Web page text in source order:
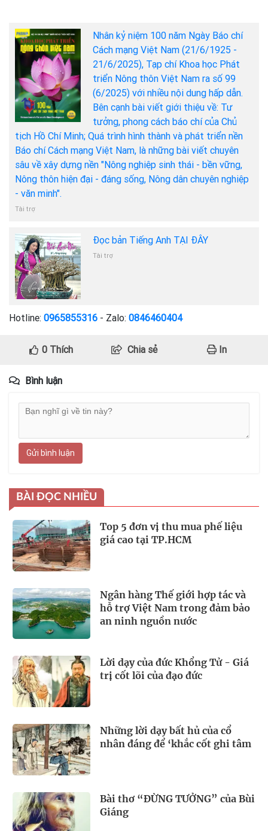
Nhân kỷ niệm 100 năm Ngày Báo chí
Cách mạng Việt Nam (21/6/1925 -
21/6/2025), Tạp chí Khoa học Phát
triển Nông thôn Việt Nam ra số 99
(6/2025) với nhiều nội dung hấp dẫn.
Bên cạnh bài viết giới thiệu về: Tư
tưởng, phong cách báo chí của Chủ
tịch Hồ Chí Minh; Quá trình hình thành và phát triển nền
Báo chí Cách mạng Việt Nam, là những bài viết chuyên
sâu về xây dựng nền "Nông nghiệp sinh thái - bền vững,
Nông thôn hiện đại - đáng sống, Nông dân chuyên nghiệp
- văn minh".
Tài trợ
Đọc bản Tiếng Anh TẠI ĐÂY
Tài trợ
Hotline: 0965855316 - Zalo: 0846460404
0Thích Chia sẻ In
Bình luận
Gửi bình luận
BÀI ĐỌC NHIỀU
Top 5 đơn vị thu mua phế liệu
giá cao tại TP.HCM
Ngân hàng Thế giới hợp tác và
hỗ trợ Việt Nam trong đảm bảo
an ninh nguồn nước
Lời dạy của đức Khổng Tử - Giá
trị cốt lõi của đạo đức
Những lời dạy bất hủ của cổ
nhân đáng để ‘khắc cốt ghi tâm
Bài thơ “ĐỪNG TƯỞNG” của Bùi
Giáng